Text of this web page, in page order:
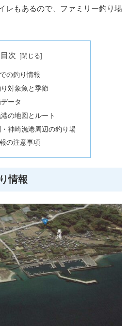
レもあるので、ファミリー釣り場
目次
の釣り情報
対象魚と季節
ータ
の地図とルート
神崎漁港周辺の釣り場
の注意事項
情報